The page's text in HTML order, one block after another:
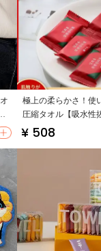
極上の柔らかさ！使
圧縮タオル【吸水性
子供用・旅行用】
¥ 508